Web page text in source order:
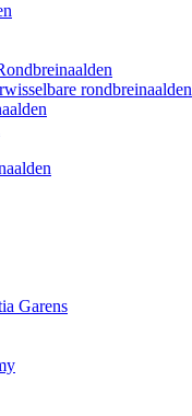
rondbreinaalden
Garens